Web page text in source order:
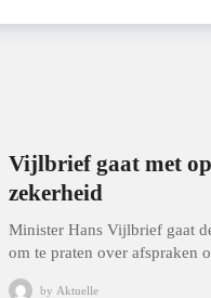
Vijlbrief gaat met
zekerheid
Minister Hans Vijlbrief gaat
om te praten over afspraken
by Aktuelle